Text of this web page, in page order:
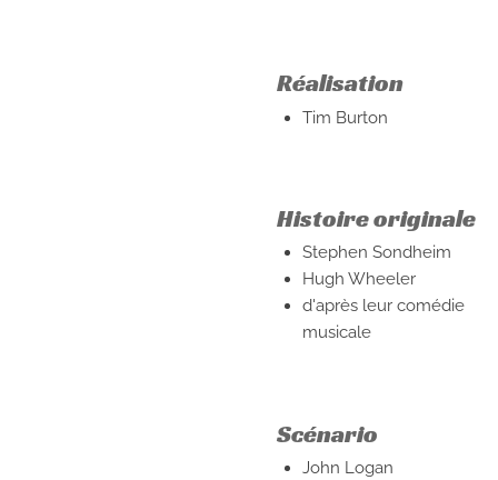
Réalisation
Tim Burton
Histoire originale
Stephen Sondheim
Hugh Wheeler
d'après leur comédie
musicale
Scénario
John Logan